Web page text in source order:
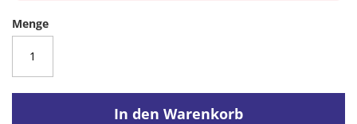
Menge
In den Warenkorb